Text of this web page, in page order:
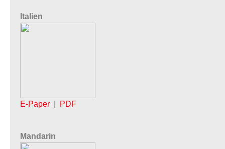
Italien
E-Paper PDF
Mandarin